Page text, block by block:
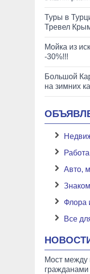
Туры в
Тревел
Мойка из
-30%!!!
Большой
на зимних
Авто,
Флора
Все
Мост между
гражданами